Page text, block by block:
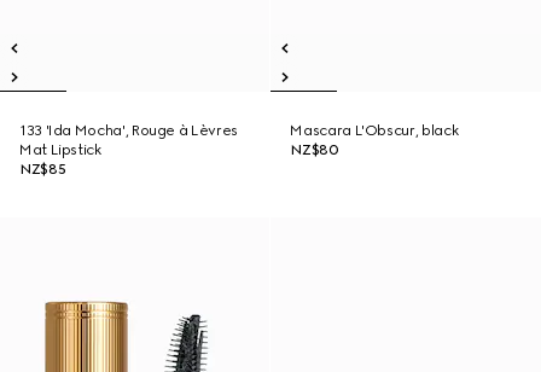
133 'Ida Mocha', Rouge à Lèvres
Mat Lipstick
NZ$85
Mascara L'Obscur, black
NZ$80